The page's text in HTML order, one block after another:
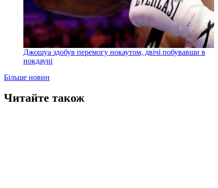
Джошуа здобув перемогу нокаутом, двічі побувавши в
нокдауні
Більше новин
Читайте також